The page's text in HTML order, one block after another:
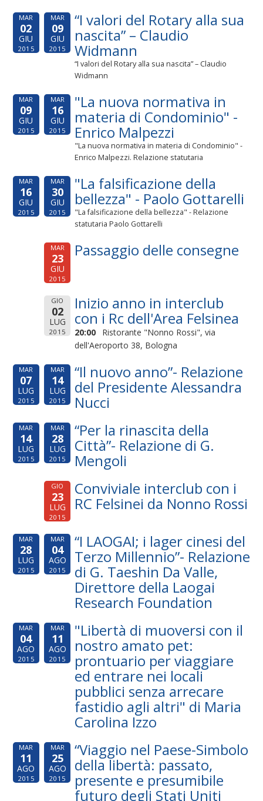
MAR
02
GIU
2015
MAR
09
GIU
2015
“I valori del Rotary alla sua
nascita” – Claudio
Widmann
“I valori del Rotary alla sua nascita” – Claudio
Widmann
MAR
09
GIU
2015
MAR
16
GIU
2015
"La nuova normativa in
materia di Condominio" -
Enrico Malpezzi
"La nuova normativa in materia di Condominio" -
Enrico Malpezzi. Relazione statutaria
MAR
16
GIU
2015
MAR
30
GIU
2015
"La falsificazione della
bellezza" - Paolo Gottarelli
"La falsificazione della bellezza" - Relazione
statutaria Paolo Gottarelli
MAR
23
GIU
2015
Passaggio delle consegne
GIO
02
LUG
2015
Inizio anno in interclub
con i Rc dell'Area Felsinea
20:00
Ristorante "Nonno Rossi", via
dell'Aeroporto 38, Bologna
MAR
07
LUG
2015
MAR
14
LUG
2015
“Il nuovo anno”- Relazione
del Presidente Alessandra
Nucci
MAR
14
LUG
2015
MAR
28
LUG
2015
“Per la rinascita della
Città”- Relazione di G.
Mengoli
GIO
23
LUG
2015
Conviviale interclub con i
RC Felsinei da Nonno Rossi
MAR
28
LUG
2015
MAR
04
AGO
2015
“I LAOGAI; i lager cinesi del
Terzo Millennio”- Relazione
di G. Taeshin Da Valle,
Direttore della Laogai
Research Foundation
MAR
04
AGO
2015
MAR
11
AGO
2015
"Libertà di muoversi con il
nostro amato pet:
prontuario per viaggiare
ed entrare nei locali
pubblici senza arrecare
fastidio agli altri" di Maria
Carolina Izzo
MAR
11
AGO
2015
MAR
25
AGO
2015
“Viaggio nel Paese-Simbolo
della libertà: passato,
presente e presumibile
futuro degli Stati Uniti